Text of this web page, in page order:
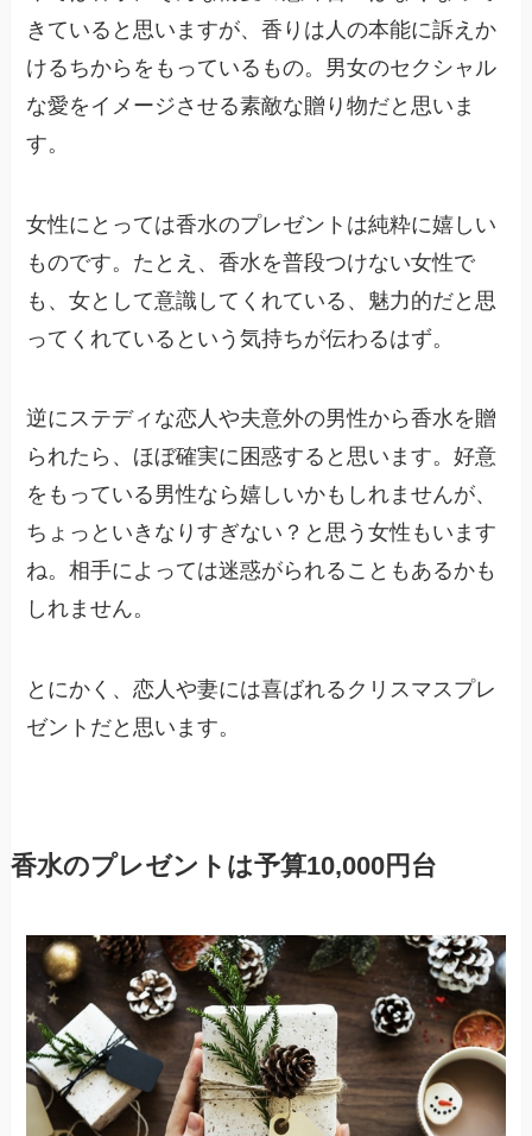
きていると思いますが、香りは人の本能に訴えか
けるちからをもっているもの。男女のセクシャル
な愛をイメージさせる素敵な贈り物だと思いま
す。
女性にとっては香水のプレゼントは純粋に嬉しい
ものです。たとえ、香水を普段つけない女性で
も、女として意識してくれている、魅力的だと思
ってくれているという気持ちが伝わるはず。
逆にステディな恋人や夫意外の男性から香水を贈
られたら、ほぼ確実に困惑すると思います。好意
をもっている男性なら嬉しいかもしれませんが、
ちょっといきなりすぎない？と思う女性もいます
ね。相手によっては迷惑がられることもあるかも
しれません。
とにかく、恋人や妻には喜ばれるクリスマスプレ
ゼントだと思います。
香水のプレゼントは予算10,000円台